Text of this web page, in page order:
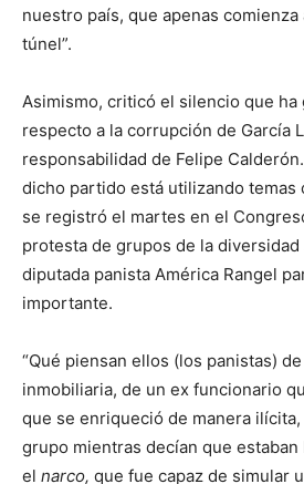
nuestro país, que apenas
túnel”.
Asimismo, criticó el silencio que ha
respecto a la corrupción de García
responsabilidad de Felipe
dicho partido está utilizando temas
se registró el martes en el
protesta de grupos de la
diputada panista América Rangel
importante.
“Qué piensan ellos (los panistas)
inmobiliaria, de un ex funcionario
que se enriqueció de manera ilícita,
grupo mientras decían que
el narco, que fue capaz de simular